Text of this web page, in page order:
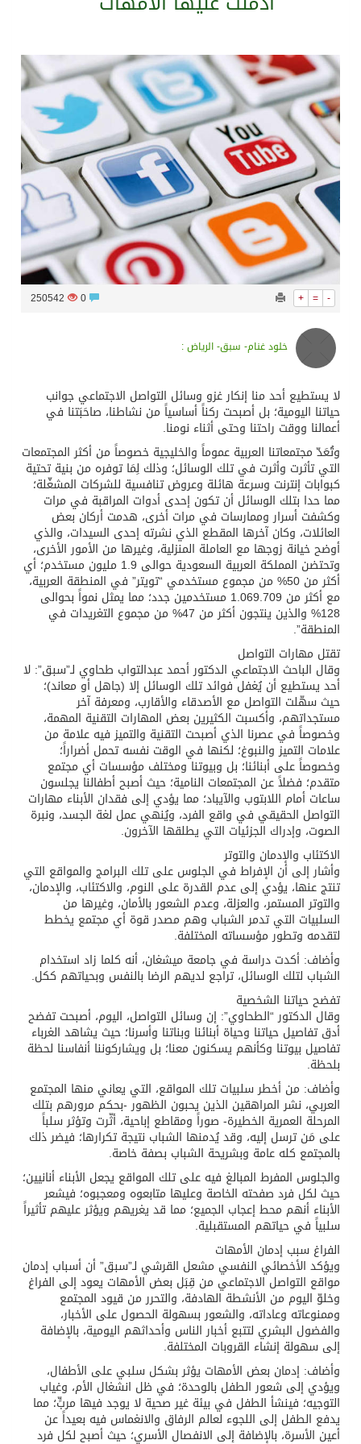
وزارة الحج والعمرة تعلن بدء وصول ضيوف الرحمن إلى المملكة لأداء فريضة الحج
المحكمة العليا غدٍ الخميس هو المكمل لشهر رمضان
+ = -
250542
خلود غنام- سبق- الرياض :
لا يستطيع أحد منا إنكار غزو وسائل التواصل الاجتماعي جوانب
حياتنا اليومية؛ بل أصبحت ركناً أساسياً من نشاطنا، صاحَبَتنا في
أعمالنا ووقت راحتنا وحتى أثناء نومنا.
وتُعَدّ مجتمعاتنا العربية عموماً والخليجية خصوصاً من أكثر المجتمعات
التي تأثرت وأثرت في تلك الوسائل؛ وذلك لِمَا توفره من بنية تحتية
كبوابات إنترنت وسرعة هائلة وعروض تنافسية للشركات المشغّلة؛
مما حدا بتلك الوسائل أن تكون إحدى أدوات المراقبة في مرات
وكشفت أسرار وممارسات في مرات أخرى، هدمت أركان بعض
العائلات، وكان آخرها المقطع الذي نشرته إحدى السيدات، والذي
أوضح خيانة زوجها مع العاملة المنزلية، وغيرها من الأمور الأخرى،
وتحتضن المملكة العربية السعودية حوالى 1.9 مليون مستخدم؛ أي
أكثر من 50% من مجموع مستخدمي “تويتر” في المنطقة العربية،
مع أكثر من 1.069.709 مستخدمين جدد؛ مما يمثل نمواً بحوالى
128% والذين ينتجون أكثر من 47% من مجموع التغريدات في
المنطقة”.
تقتل مهارات التواصل
وقال الباحث الاجتماعي الدكتور أحمد عبدالتواب طحاوي لـ”سبق”: لا
أحد يستطيع أن يُغفل فوائد تلك الوسائل إلا (جاهل أو معاند)؛
حيث سهّلت التواصل مع الأصدقاء والأقارب، ومعرفة آخر
مستجداتهم، وأكسبت الكثيرين بعض المهارات التقنية المهمة،
وخصوصاً في عصرنا الذي أصبحت التقنية والتميز فيه علامة من
علامات التميز والنبوغ؛ لكنها في الوقت نفسه تحمل أضراراً؛
وخصوصاً على أبنائنا؛ بل وبيوتنا ومختلف مؤسسات أي مجتمع
متقدم؛ فضلاً عن المجتمعات النامية؛ حيث أصبح أطفالنا يجلسون
ساعات أمام اللابتوب والآيباد؛ مما يؤدي إلى فقدان الأبناء مهارات
التواصل الحقيقي في واقع الفرد، ويُنهي عمل لغة الجسد، ونبرة
الصوت، وإدراك الجزئيات التي يطلقها الآخرون.
الاكتئاب والإدمان والتوتر
وأشار إلى أن الإفراط في الجلوس على تلك البرامج والمواقع التي
تنتج عنها، يؤدي إلى عدم القدرة على النوم، والاكتئاب، والإدمان،
والتوتر المستمر، والعزلة، وعدم الشعور بالأمان، وغيرها من
السلبيات التي تدمر الشباب وهم مصدر قوة أي مجتمع يخطط
لتقدمه وتطور مؤسساته المختلفة.
وأضاف: أكدت دراسة في جامعة ميشغان، أنه كلما زاد استخدام
الشباب لتلك الوسائل، تراجع لديهم الرضا بالنفس وبحياتهم ككل.
تفضح حياتنا الشخصية
وقال الدكتور “الطحاوي”: إن وسائل التواصل، اليوم، أصبحت تفضح
أدق تفاصيل حياتنا وحياة أبنائنا وبناتنا وأسرنا؛ حيث يشاهد الغرباء
تفاصيل بيوتنا وكأنهم يسكنون معنا؛ بل ويشاركوننا أنفاسنا لحظة
بلحظة.
وأضاف: من أخطر سلبيات تلك المواقع، التي يعاني منها المجتمع
العربي، نشر المراهقين الذين يحبون الظهور -بحكم مرورهم بتلك
المرحلة العمرية الخطيرة- صوراً ومقاطع إباحية، أثّرت وتؤثر سلباً
على مَن ترسل إليه، وقد يُدمنها الشباب نتيجة تكرارها؛ فيضر ذلك
بالمجتمع كله عامة وبشريحة الشباب بصفة خاصة.
والجلوس المفرط المبالغ فيه على تلك المواقع يجعل الأبناء أنانيين؛
حيث لكل فرد صفحته الخاصة وعليها متابعوه ومعجبوه؛ فيشعر
الأبناء أنهم محط إعجاب الجميع؛ مما قد يغريهم ويؤثر عليهم تأثيراً
سلبياً في حياتهم المستقبلية.
الفراغ سبب إدمان الأمهات
ويؤكد الأخصائي النفسي مشعل القرشي لـ”سبق” أن أسباب إدمان
مواقع التواصل الاجتماعي من قِبَل بعض الأمهات يعود إلى الفراغ
وخلوّ اليوم من الأنشطة الهادفة، والتحرر من قيود المجتمع
وممنوعاته وعاداته، والشعور بسهولة الحصول على الأخبار،
والفضول البشري لتتبع أخبار الناس وأحداثهم اليومية، بالإضافة
إلى سهولة إنشاء القروبات المختلفة.
وأضاف: إدمان بعض الأمهات يؤثر بشكل سلبي على الأطفال،
ويؤدي إلى شعور الطفل بالوحدة؛ في ظل انشغال الأم، وغياب
التوجيه؛ فينشأ الطفل في بيئة غير صحية لا يوجد فيها مربٍّ؛ مما
يدفع الطفل إلى اللجوء لعالم الرفاق والانغماس فيه بعيداً عن
أعين الأسرة، بالإضافة إلى الانفصال الأسري؛ حيث أصبح لكل فرد